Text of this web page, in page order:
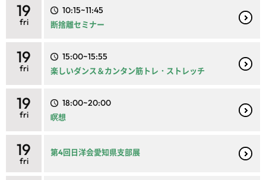
19
fri
10:15~11:45
断捨離セミナー
19
fri
15:00~15:55
楽しいダンス＆カンタン筋トレ・ストレッチ
19
fri
18:00~20:00
瞑想
19
fri
第4回日洋会愛知県支部展